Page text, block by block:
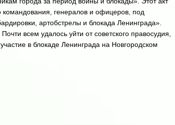
командования, генералов и офицеров, под
артобстрелы и блокада Ленинграда».
всем удалось уйти от советского правосудия,
в блокаде Ленинграда на Новгородском